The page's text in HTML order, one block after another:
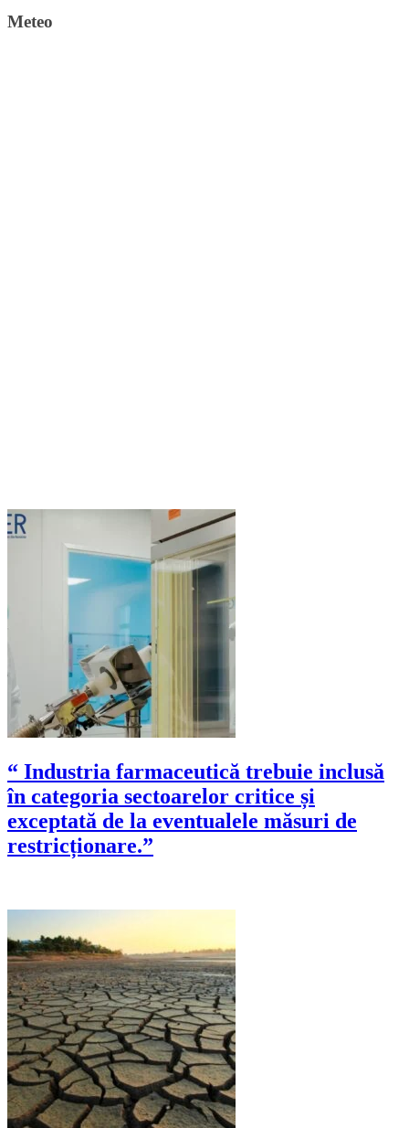
Meteo
“ Industria farmaceutică trebuie inclusă
în categoria sectoarelor critice și
exceptată de la eventualele măsuri de
restricționare.”